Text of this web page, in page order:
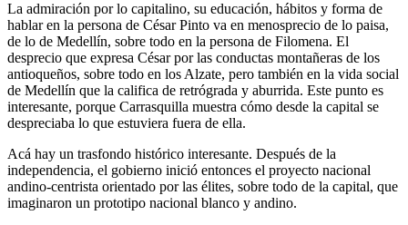
La admiración por lo capitalino, su educación, hábitos y forma de
hablar en la persona de César Pinto va en menosprecio de lo paisa,
de lo de Medellín, sobre todo en la persona de Filomena. El
desprecio que expresa César por las conductas montañeras de los
antioqueños, sobre todo en los Alzate, pero también en la vida social
de Medellín que la califica de retrógrada y aburrida. Este punto es
interesante, porque Carrasquilla muestra cómo desde la capital se
despreciaba lo que estuviera fuera de ella.
Acá hay un trasfondo histórico interesante. Después de la
independencia, el gobierno inició entonces el proyecto nacional
andino-centrista orientado por las élites, sobre todo de la capital, que
imaginaron un prototipo nacional blanco y andino.